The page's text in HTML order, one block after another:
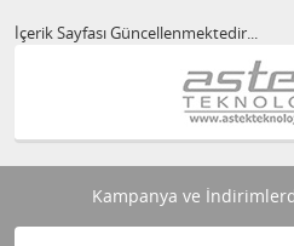
İçerik Sayfası Güncellenmektedir...
Kampanya ve